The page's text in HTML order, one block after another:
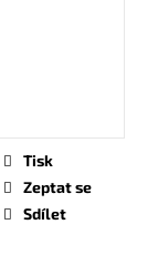
Tisk
Zeptat se
Sdílet